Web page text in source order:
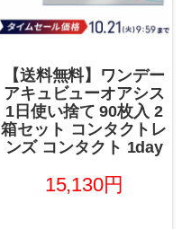
【送料無料】ワンデー
アキュビューオアシス
1日使い捨て 90枚入 2
箱セット コンタクトレ
ンズ コンタクト 1day
15,130円